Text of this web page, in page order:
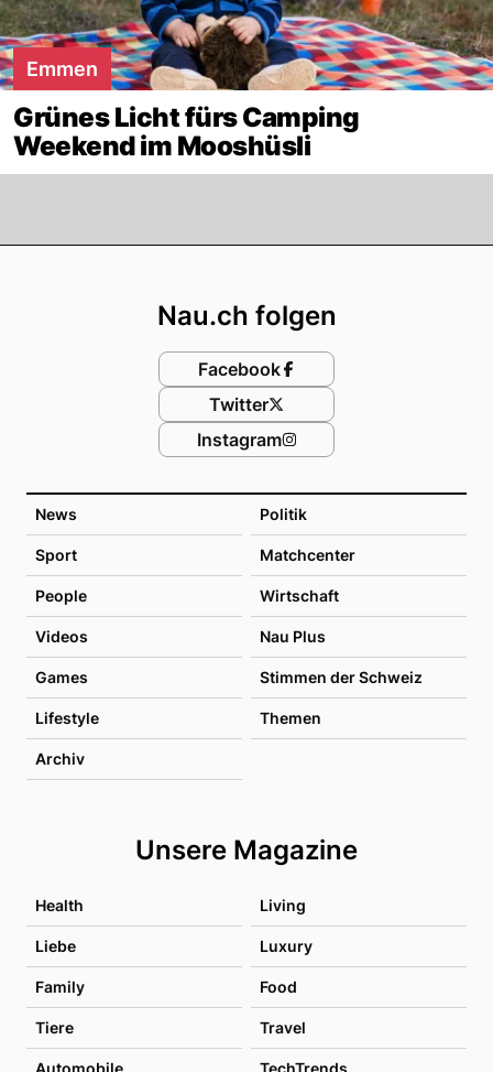
Emmen
Grünes Licht fürs Camping
Weekend im Mooshüsli
News Politik
Sport Matchcenter
People Wirtschaft
Videos Nau Plus
Games Stimmen der Schweiz
Lifestyle Themen
Archiv
Unsere Magazine
Health Living
Liebe Luxury
Family Food
Tiere Travel
Automobile TechTrends
Nau.ch folgen
Facebook
Twitter
Instagram